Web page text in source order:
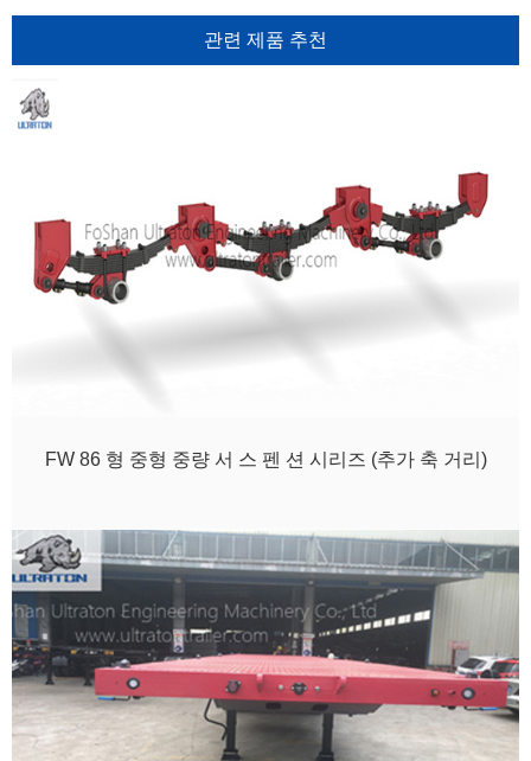
관련 제품 추천
FW 86 형 중형 중량 서 스 펜 션 시리즈 (추가 축 거리)